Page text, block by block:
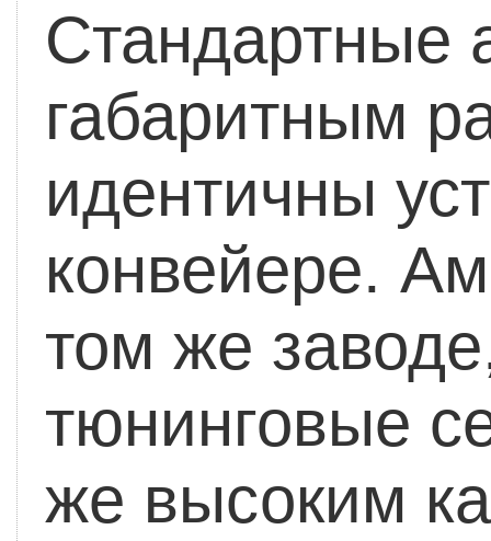
Стандартные
габаритным
идентичны
конвейере.
том же
тюнинговые
же высоким